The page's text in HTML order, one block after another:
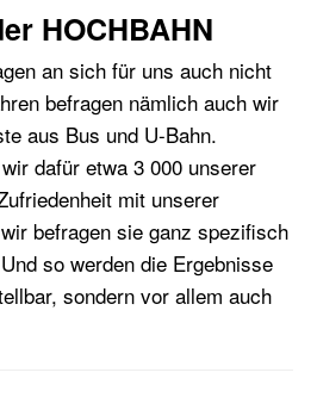
HOCHBAHN
an sich für uns auch nicht
befragen nämlich auch wir
aus Bus und U-Bahn.
dafür etwa 3 000 unserer
mit unserer
befragen sie ganz spezifisch
so werden die Ergebnisse
sondern vor allem auch